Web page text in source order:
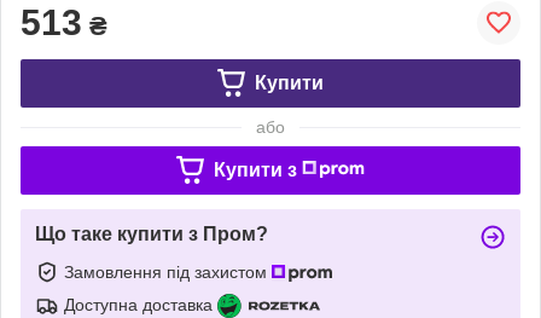
513 ₴
Купити
або
Купити з
Що таке купити з Пром?
Замовлення під захистом
Доступна доставка